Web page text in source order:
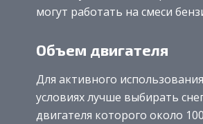
могут работать на смеси
Объем двигателя
Для активного
условиях лучше выбирать
двигателя которого около